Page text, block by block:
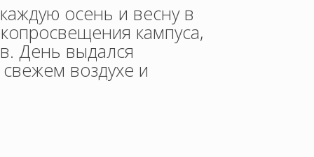
осень и весну в
кампуса,
День выдался
воздухе и